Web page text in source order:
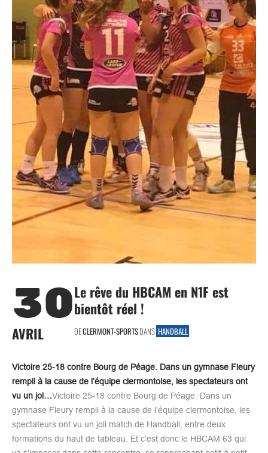
30
AVRIL
Le rêve du HBCAM en N1F est
bientôt réel !
DECLERMONT-SPORTSDANS HANDBALL
Victoire 25-18 contre Bourg de Péage. Dans un gymnase Fleury
rempli à la cause de l’équipe clermontoise, les spectateurs ont
vu un jol…Victoire 25-18 contre Bourg de Péage. Dans un
gymnase Fleury rempli à la cause de l’équipe clermontoise, les
spectateurs ont vu un joli match de Handball, entre deux
formations du haut de tableau. Et c’est donc le HBCAM 63 qui